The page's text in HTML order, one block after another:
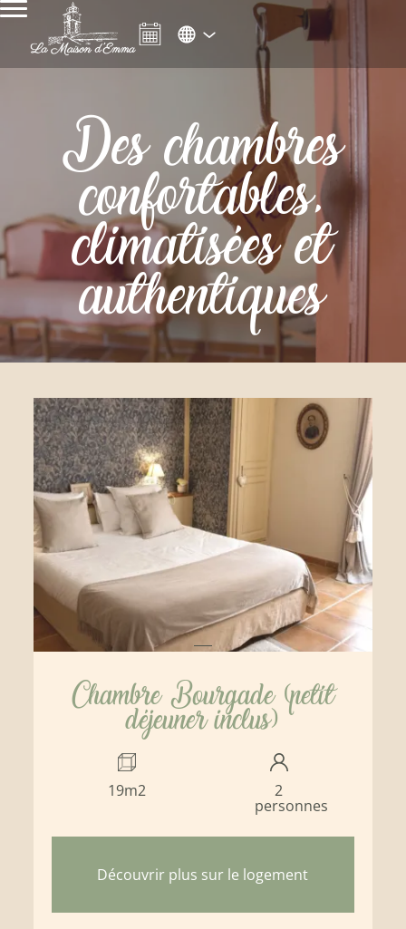
Des chambres
confortables,
climatisées et
authentiques
Chambre Bourgade (petit
déjeuner inclus)
19m2 2
personnes
Découvrir plus sur le logement